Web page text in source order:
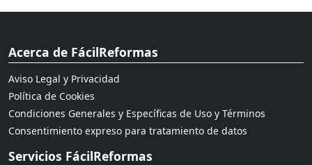
Acerca de FácilReformas
Aviso Legal y Privacidad
Política de Cookies
Condiciones Generales y Específicas de Uso y Términos
Consentimiento expreso para tratamiento de datos
Servicios FácilReformas